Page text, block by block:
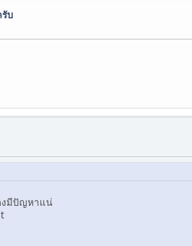
บ
งมีปัญหาแน่